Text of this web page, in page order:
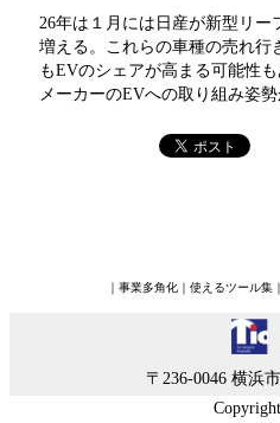
26年は１月には日産が新型リ
増える。これらの車種の売れ行
もEVのシェアが高まる可能性
メーカーのEVへの取り組み姿
｜ 事業多角化 ｜ 使えるツール集 ｜
〒236-0046 横浜